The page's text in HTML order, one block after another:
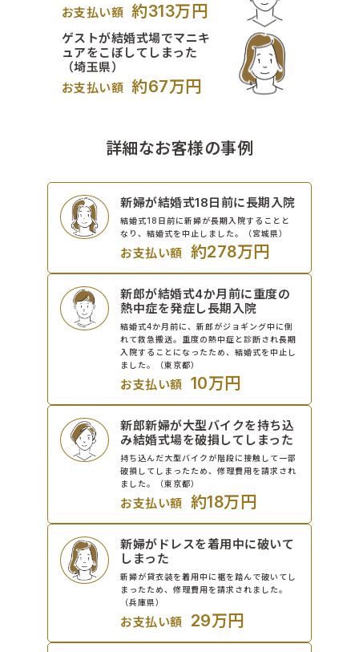
お支払い額 約313万円
ゲストが結婚式場でマニキ
ュアをこぼしてしまった
（埼玉県）
お支払い額 約67万円
詳細なお客様の事例
新婦が結婚式18日前に長期入院
結婚式18日前に新婦が長期入院することと
なり、結婚式を中止しました。（宮城県）
お支払い額 約278万円
新郎が結婚式4か月前に重度の
熱中症を発症し長期入院
結婚式4か月前に、新郎がジョギング中に倒
れて救急搬送。重度の熱中症と診断され長期
入院することになったため、結婚式を中止し
ました。（東京都）
お支払い額 10万円
新郎新婦が大型バイクを持ち込
み結婚式場を破損してしまった
持ち込んだ大型バイクが階段に接触して一部
破損してしまったため、修理費用を請求され
ました。（東京都）
お支払い額 約18万円
新婦がドレスを着用中に破いて
しまった
新婦が貸衣装を着用中に裾を踏んで破いてし
まったため、修理費用を請求されました。
（兵庫県）
お支払い額 29万円